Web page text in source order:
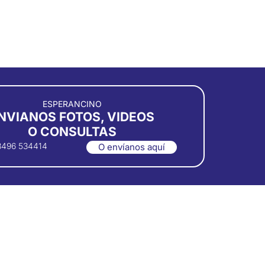
ESPERANCINO
FOTOS, VIDEOS
O CONSULTAS
534414 O envíanos aquí